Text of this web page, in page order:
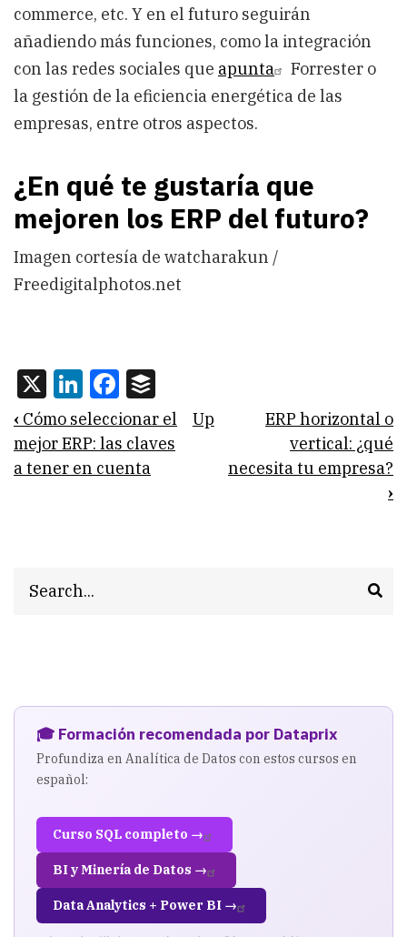
commerce, etc. Y en el futuro seguirán
añadiendo más funciones, como la integración
con las redes sociales que apunta
Forrester o
la gestión de la eficiencia energética de las
empresas, entre otros aspectos.
¿En qué te gustaría que
mejoren los ERP del futuro?
Imagen cortesía de watcharakun /
Freedigitalphotos.net
X LinkedIn
Facebook
Book
traversal
links
serán
futuro?
Las
tendencias
que
marcarán
evolución
‹ Cómo seleccionar el
mejor ERP: las claves
a tener en cuenta
Up
ERP horizontal o
vertical: ¿qué
necesita tu empresa?
›
🎓 Formación recomendada por Dataprix
Profundiza en Analítica de Datos con estos cursos en
español:
Curso SQL completo →
BI y Minería de Datos →
Data Analytics + Power BI →